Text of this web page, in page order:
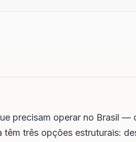
precisam operar no Brasil —
três opções estruturais: